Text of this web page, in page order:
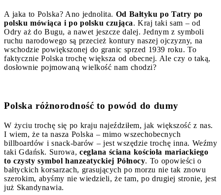
A jaka to Polska? Ano jednolita. Od Bałtyku po Tatry po
polsku mówiąca i po polsku czująca. Kraj taki sam – od
Odry aż do Bugu, a nawet jeszcze dalej. Jednym z symboli
ruchu narodowego są przecież kontury naszej ojczyzny, na
wschodzie powiększonej do granic sprzed 1939 roku. To
faktycznie Polska trochę większa od obecnej. Ale czy o taką,
dosłownie pojmowaną wielkość nam chodzi?
Polska różnorodność to powód do dumy
W życiu trochę się po kraju najeździłem, jak większość z nas.
I wiem, że ta nasza Polska – mimo wszechobecnych
billboardów i snack-barów – jest wszędzie trochę inna. Weźmy
taki Gdańsk. Surowa, ceglana ściana kościoła mariackiego
to czysty symbol hanzeatyckiej Północy. To opowieści o
bałtyckich korsarzach, grasujących po morzu nie tak znowu
szerokim, abyśmy nie wiedzieli, że tam, po drugiej stronie, jest
już Skandynawia.